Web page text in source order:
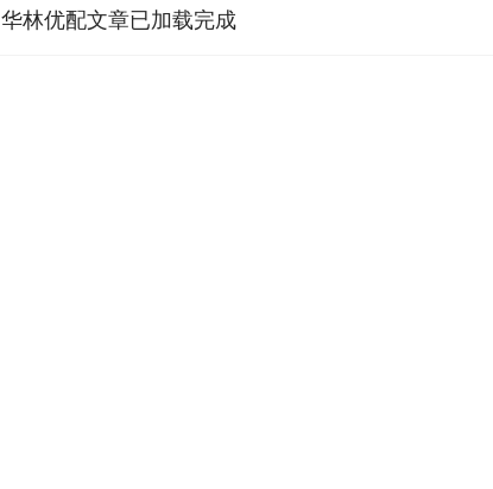
华林优配文章已加载完成